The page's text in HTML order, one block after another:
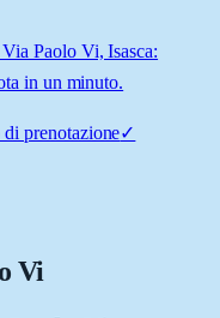
Paolo Vi, Isasca:
in un minuto.
di prenotazione✓
Vi